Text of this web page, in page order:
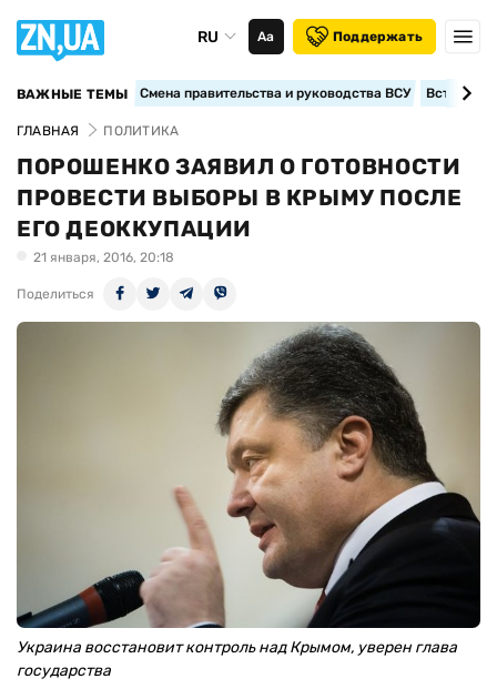
RU Аа Поддержать
ВАЖНЫЕ ТЕМЫ Смена правительства и руководства ВСУ
ГЛАВНАЯ ПОЛИТИКА
ПОРОШЕНКО ЗАЯВИЛ О ГОТОВНОСТИ
ПРОВЕСТИ ВЫБОРЫ В КРЫМУ ПОСЛЕ
ЕГО ДЕОККУПАЦИИ
21 января, 2016, 20:18
Поделиться
Украина восстановит контроль над Крымом, уверен глава
государства